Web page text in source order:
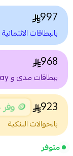
997
بالبطاقات الائتمانية
968
ببطاقات مدى و STC Pay
923 🪙 وفر 74
بالحوالات البنكية
متوفر